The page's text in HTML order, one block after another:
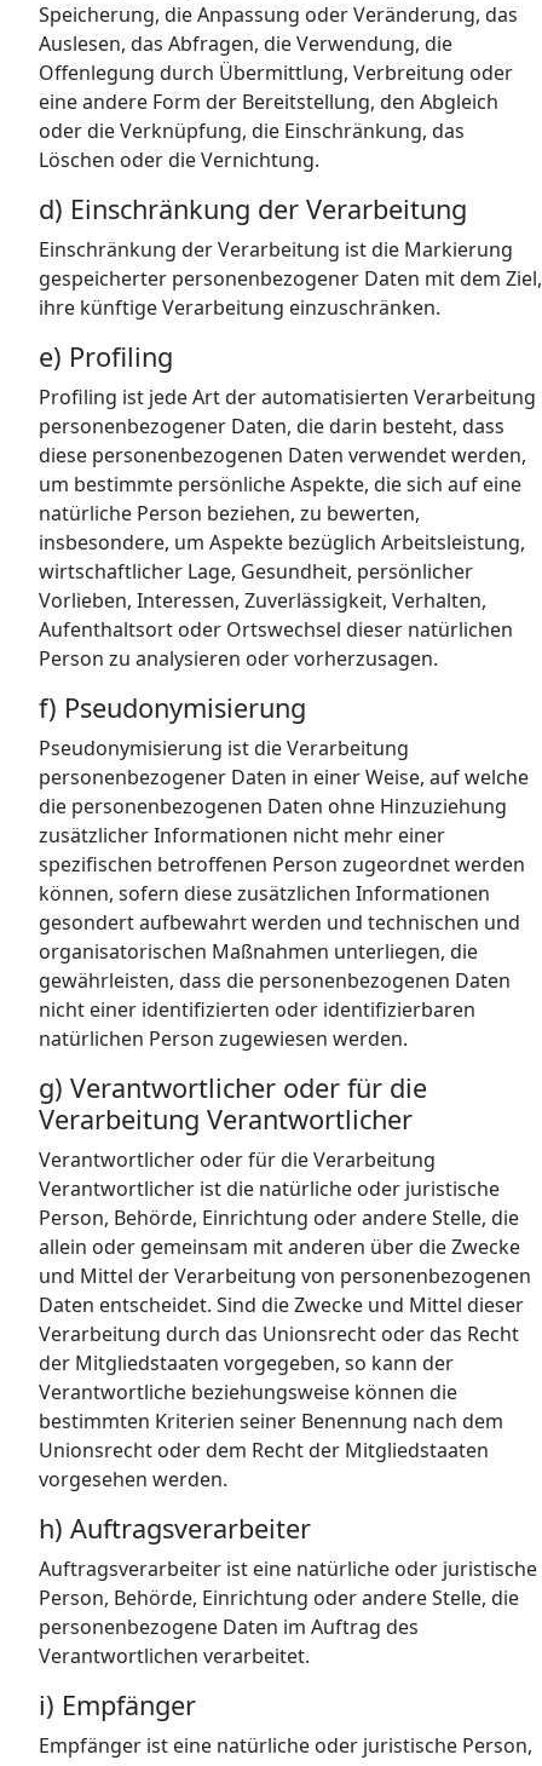
Speicherung, die Anpassung oder Veränderung, das
Auslesen, das Abfragen, die Verwendung, die
Offenlegung durch Übermittlung, Verbreitung oder
eine andere Form der Bereitstellung, den Abgleich
oder die Verknüpfung, die Einschränkung, das
Löschen oder die Vernichtung.
d) Einschränkung der Verarbeitung
Einschränkung der Verarbeitung ist die Markierung
gespeicherter personenbezogener Daten mit dem Ziel,
ihre künftige Verarbeitung einzuschränken.
e) Profiling
Profiling ist jede Art der automatisierten Verarbeitung
personenbezogener Daten, die darin besteht, dass
diese personenbezogenen Daten verwendet werden,
um bestimmte persönliche Aspekte, die sich auf eine
natürliche Person beziehen, zu bewerten,
insbesondere, um Aspekte bezüglich Arbeitsleistung,
wirtschaftlicher Lage, Gesundheit, persönlicher
Vorlieben, Interessen, Zuverlässigkeit, Verhalten,
Aufenthaltsort oder Ortswechsel dieser natürlichen
Person zu analysieren oder vorherzusagen.
f) Pseudonymisierung
Pseudonymisierung ist die Verarbeitung
personenbezogener Daten in einer Weise, auf welche
die personenbezogenen Daten ohne Hinzuziehung
zusätzlicher Informationen nicht mehr einer
spezifischen betroffenen Person zugeordnet werden
können, sofern diese zusätzlichen Informationen
gesondert aufbewahrt werden und technischen und
organisatorischen Maßnahmen unterliegen, die
gewährleisten, dass die personenbezogenen Daten
nicht einer identifizierten oder identifizierbaren
natürlichen Person zugewiesen werden.
g) Verantwortlicher oder für die
Verarbeitung Verantwortlicher
Verantwortlicher oder für die Verarbeitung
Verantwortlicher ist die natürliche oder juristische
Person, Behörde, Einrichtung oder andere Stelle, die
allein oder gemeinsam mit anderen über die Zwecke
und Mittel der Verarbeitung von personenbezogenen
Daten entscheidet. Sind die Zwecke und Mittel dieser
Verarbeitung durch das Unionsrecht oder das Recht
der Mitgliedstaaten vorgegeben, so kann der
Verantwortliche beziehungsweise können die
bestimmten Kriterien seiner Benennung nach dem
Unionsrecht oder dem Recht der Mitgliedstaaten
vorgesehen werden.
h) Auftragsverarbeiter
Auftragsverarbeiter ist eine natürliche oder juristische
Person, Behörde, Einrichtung oder andere Stelle, die
personenbezogene Daten im Auftrag des
Verantwortlichen verarbeitet.
i) Empfänger
Empfänger ist eine natürliche oder juristische Person,